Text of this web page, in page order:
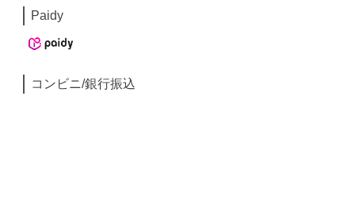
Paidy
コンビニ/銀行振込